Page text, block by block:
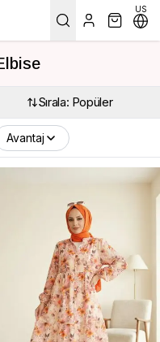
US
Sırala: Popüler
Avantaj